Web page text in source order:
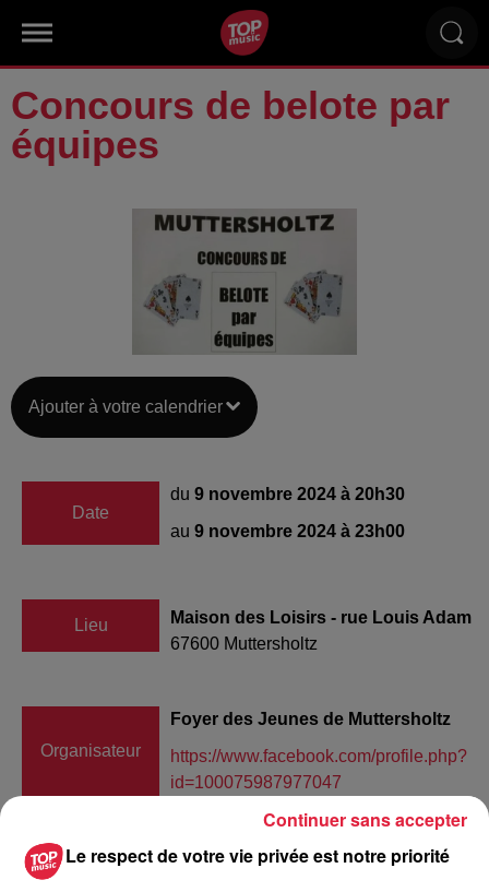
Concours de belote par
équipes
Ajouter à votre calendrier
Date
du 9 novembre 2024 à 20h30
au 9 novembre 2024 à 23h00
Lieu
Maison des Loisirs - rue Louis Adam
67600 Muttersholtz
Organisateur
Foyer des Jeunes de Muttersholtz
https://www.facebook.com/profile.php?
id=100075987977047
Le respect de votre vie privée est notre priorité
Continuer sans accepter